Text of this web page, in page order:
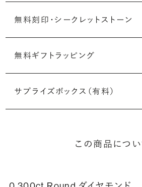
無料刻印・ シークレットストーン
刻印メッセージ：アルファベット6
印することができます。注文前だけ
リングに初めて施す初回の刻印は、無
細は「商品仕様」欄をご確認ください）。
無料ギフトラッピング
サプライズボックス（有料）
この商品につい